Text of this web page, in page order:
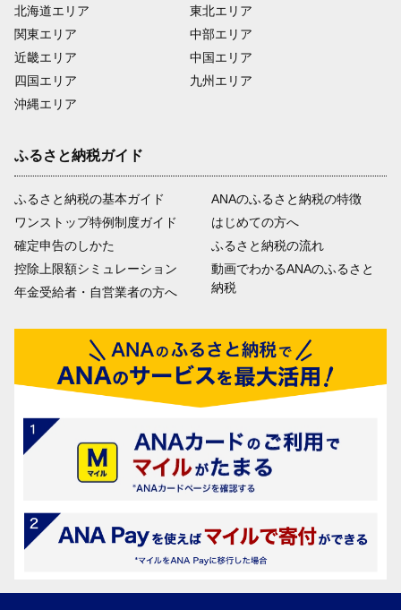
北海道エリア
関東エリア
近畿エリア
四国エリア
沖縄エリア
東北エリア
中部エリア
中国エリア
九州エリア
ふるさと納税ガイド
ふるさと納税の基本ガイド
ワンストップ特例制度ガイド
確定申告のしかた
控除上限額シミュレーション
年金受給者・自営業者の方へ
ANAのふるさと納税の特徴
はじめての方へ
ふるさと納税の流れ
動画でわかるANAのふるさと
納税